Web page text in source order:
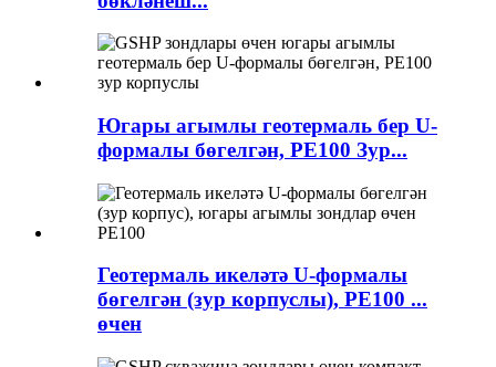
Югары агымлы геотермаль бер U-
формалы бөгелгән, PE100 Зур...
Геотермаль икеләтә U-формалы
бөгелгән (зур корпуслы), PE100 ...
өчен